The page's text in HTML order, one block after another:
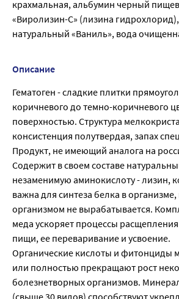
крахмальная, альбумин черный
«Виролизин-С» (лизина
натуральный «Ваниль», вода
Описание
Гематоген - сладкие плитки
коричневого до темно-коричневого
поверхностью. Структура
консистенция полутвердая, запах
Продукт, не имеющий аналога на
Содержит в своем составе
незаменимую аминокислоту - лизин,
важна для синтеза белка в организме,
организмом не вырабатывается.
меда ускоряет процессы
пищи, ее переваривание и усвоение.
Органические кислоты и фитонциды
или полностью прекращают рост
болезнетворных организмов.